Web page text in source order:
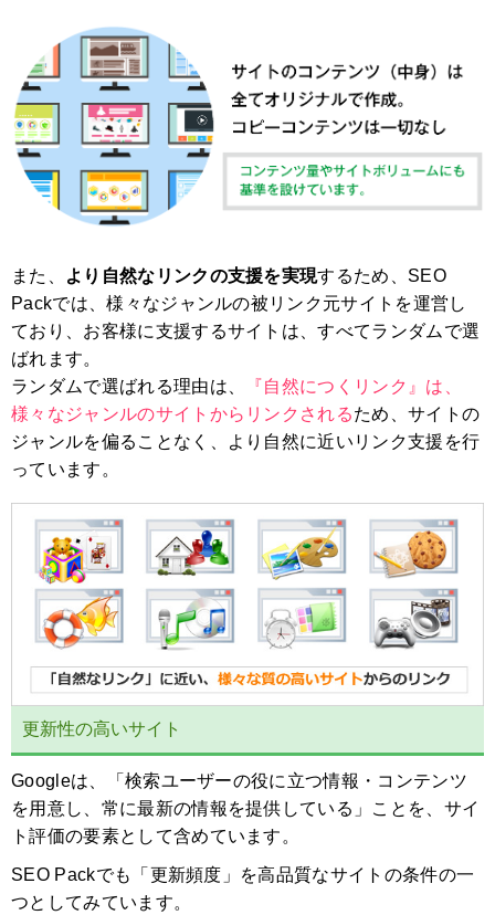
また、 より自然なリンクの支援を実現するため、SEO
Packでは、様々なジャンルの被リンク元サイトを運営し
ており、お客様に支援するサイトは、すべてランダムで選
ばれます。
ランダムで選ばれる理由は、
『自然につくリンク』は、
様々なジャンルのサイトからリンクされるため、サイトの
ジャンルを偏ることなく、より自然に近いリンク支援を行
っています。
更新性の高いサイト
Googleは、「検索ユーザーの役に立つ情報・コンテンツ
を用意し、常に最新の情報を提供している」ことを、サイ
ト評価の要素として含めています。
SEO Packでも「更新頻度」を高品質なサイトの条件の一
つとしてみています。